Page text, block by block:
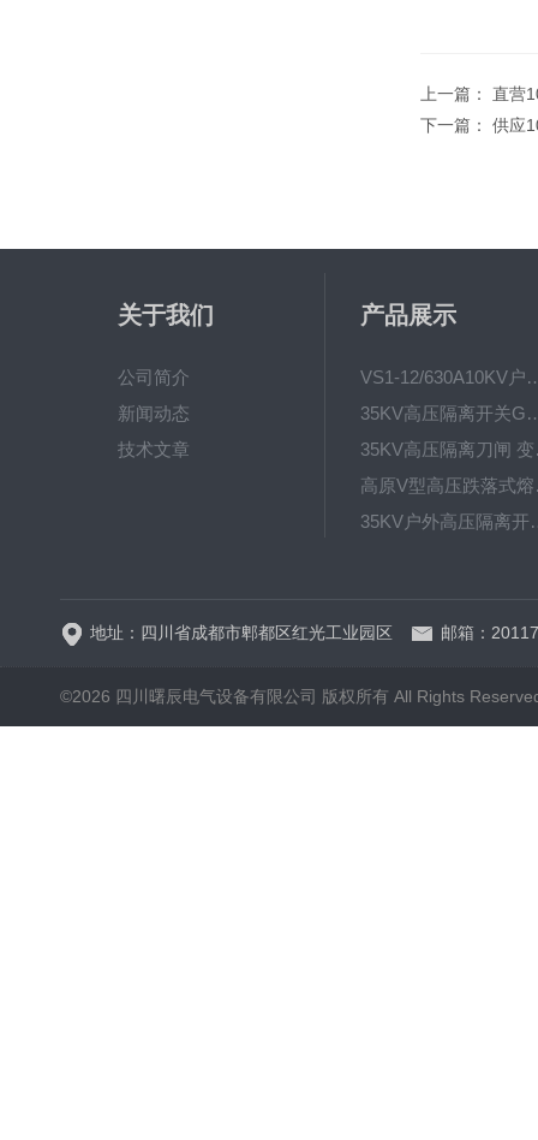
上一篇： 直营
下一篇： 供应
关于我们
公司简介
新闻动态
技术文章
产品展示
VS1-12/630A10KV
35KV高压隔离开关
高
35KV户外
地址：四川省成都市郫都区红光工业园区 邮箱：
©2026 四川曙辰电气设备有限公司 版权所有 All Rights